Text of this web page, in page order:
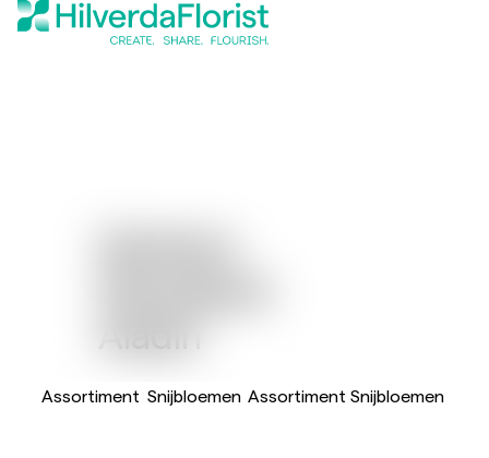
Assortiment Snijbloemen Assortiment Snijbloemen